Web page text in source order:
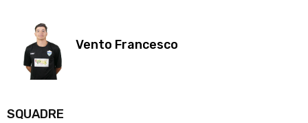
Vento Francesco
SQUADRE